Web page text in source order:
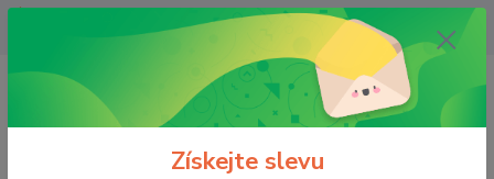
OPAVA 733537099/HLUČÍN
734541648/OLOMOUC 734593593
0,00 CZK
Získejte slevu